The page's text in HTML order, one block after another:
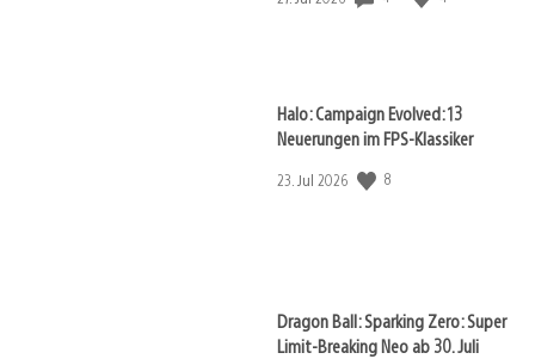
Halo: Campaign Evolved: 13
Neuerungen im FPS-Klassiker
Veröffentlichungsdatum:
23. Jul 2026 8
Dragon Ball: Sparking Zero: Super
Limit-Breaking Neo ab 30. Juli